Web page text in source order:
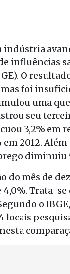
indústria
influências
O
foi
uma
seu
3,2% em
em 2012.
diminuiu
do mês de
4,0%. Trata-
o
locais